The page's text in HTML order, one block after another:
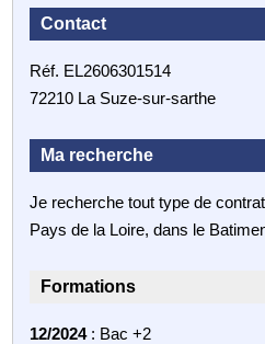
Contact
Réf. EL2606301514
72210 La Suze-sur-sarthe
Ma recherche
Je recherche tout type de
Pays de la Loire, dans le
Formations
12/2024: Bac +2